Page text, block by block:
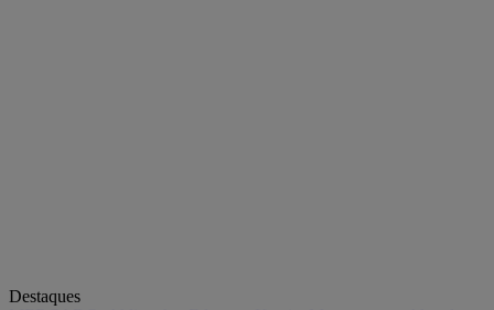
Destaques